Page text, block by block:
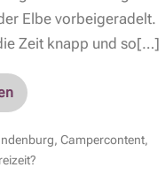
Elbe vorbeigeradelt.
Zeit knapp und so[…]
, Campercontent,